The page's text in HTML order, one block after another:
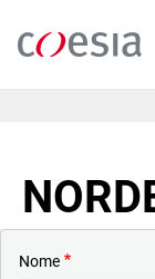
contenuto
Nome